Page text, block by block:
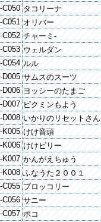
C050 タコリーナ
C051 オリバー
C052 チャーミ-
C053 ウェルダン
C054 ルル
D005 サムスのスーツ
D006 ヨッシーのたまご
D007 ピクミンもよう
D008 いかりのリセットさん
K005 けけ音頭
K006 けけビリー
K007 かんがえちゅう
K008 ふなうた２００１
C055 ブロッコリー
C056 サニー
C057 ポコ